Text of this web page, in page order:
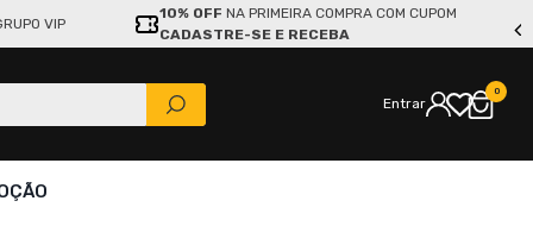
VIP
10% OFF NA PRIMEIRA COMPRA COM CUPOM
CADASTRE-SE E RECEBA
Entrar
0